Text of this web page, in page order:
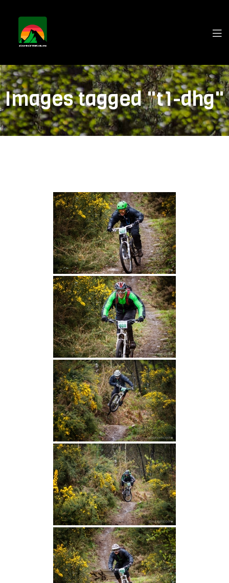
Images tagged "t1-dhg"